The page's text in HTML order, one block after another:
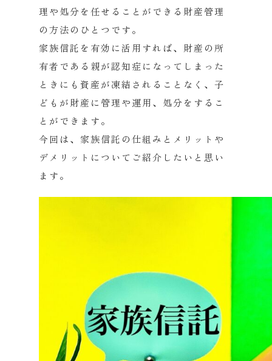
理や処分を任せることができる財産管理
の方法のひとつです。
家族信託を有効に活用すれば、財産の所
有者である親が認知症になってしまった
ときにも資産が凍結されることなく、子
どもが財産に管理や運用、処分をするこ
とができます。
今回は、家族信託の仕組みとメリットや
デメリットについてご紹介したいと思い
ます。